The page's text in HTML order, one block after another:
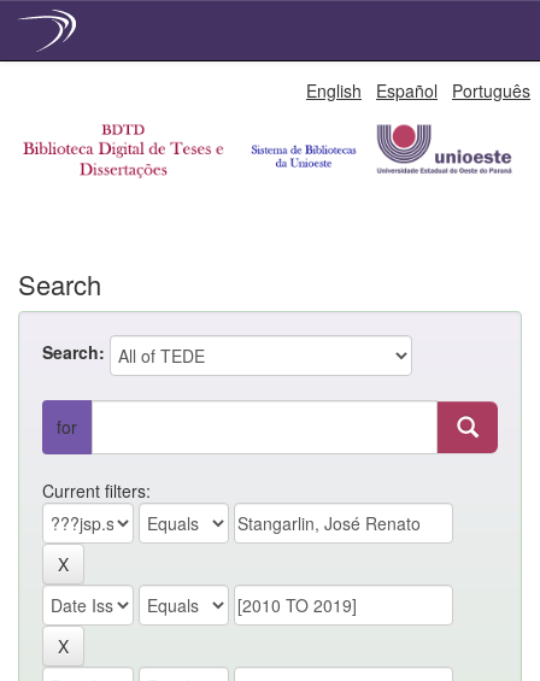
English Español Português
Search
Search:
for
Current filters: